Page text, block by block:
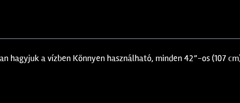
hagyjuk a vízben Könnyen használható, minden 42”-os (107